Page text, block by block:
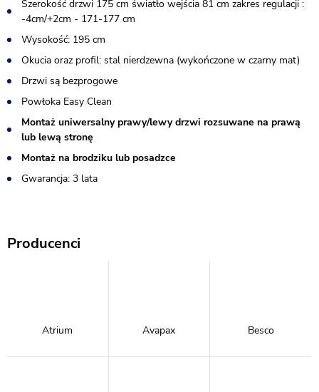
Szerokość drzwi 175 cm światło wejścia 81 cm zakres regulacji :
-4cm/+2cm - 171-177 cm
Wysokość: 195 cm
Okucia oraz profil: stal nierdzewna (wykończone w czarny mat)
Drzwi są bezprogowe
​Powłoka Easy Clean
Montaż uniwersalny prawy/lewy drzwi rozsuwane na prawą
lub lewą stronę
Montaż na brodziku lub posadzce
Gwarancja: 3 lata
Producenci
Atrium Avapax Besco